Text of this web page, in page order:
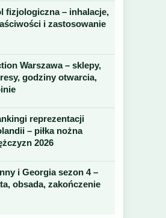
fizjologiczna – inhalacje,
i zastosowanie
Warszawa – sklepy,
godziny otwarcia,
reprezentacji
– piłka nożna
2026
i Georgia sezon 4 –
obsada, zakończenie